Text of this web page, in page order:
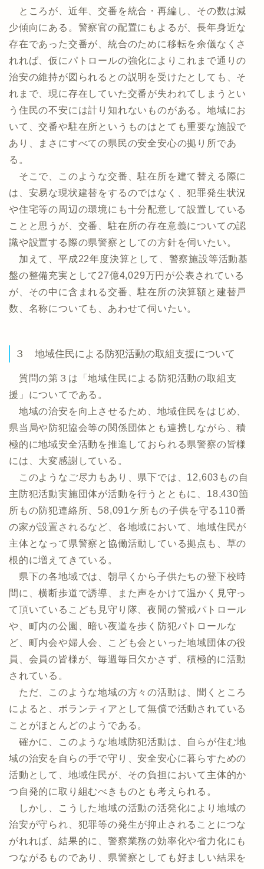
ところが、近年、交番を統合・再編し、その数は減
少傾向にある。警察官の配置にもよるが、長年身近な
存在であった交番が、統合のために移転を余儀なくさ
れれば、仮にパトロールの強化によりこれまで通りの
治安の維持が図られるとの説明を受けたとしても、そ
れまで、現に存在していた交番が失われてしまうとい
う住民の不安には計り知れないものがある。地域にお
いて、交番や駐在所というものはとても重要な施設で
あり、まさにすべての県民の安全安心の拠り所であ
る。
そこで、このような交番、駐在所を建て替える際に
は、安易な現状建替をするのではなく、犯罪発生状況
や住宅等の周辺の環境にも十分配意して設置している
ことと思うが、交番、駐在所の存在意義についての認
識や設置する際の県警察としての方針を伺いたい。
加えて、平成22年度決算として、警察施設等活動基
盤の整備充実として27億4,029万円が公表されている
が、その中に含まれる交番、駐在所の決算額と建替戸
数、名称についても、あわせて伺いたい。
３ 地域住民による防犯活動の取組支援について
質問の第３は「地域住民による防犯活動の取組支
援」についてである。
地域の治安を向上させるため、地域住民をはじめ、
県当局や防犯協会等の関係団体とも連携しながら、積
極的に地域安全活動を推進しておられる県警察の皆様
には、大変感謝している。
このようなご尽力もあり、県下では、12,603もの自
主防犯活動実施団体が活動を行うとともに、18,430箇
所もの防犯連絡所、58,091ケ所もの子供を守る110番
の家が設置されるなど、各地域において、地域住民が
主体となって県警察と協働活動している拠点も、草の
根的に増えてきている。
県下の各地域では、朝早くから子供たちの登下校時
間に、横断歩道で誘導、また声をかけて温かく見守っ
て頂いているこども見守り隊、夜間の警戒パトロール
や、町内の公園、暗い夜道を歩く防犯パトロールな
ど、町内会や婦人会、こども会といった地域団体の役
員、会員の皆様が、毎週毎日欠かさず、積極的に活動
されている。
ただ、このような地域の方々の活動は、聞くところ
によると、ボランティアとして無償で活動されている
ことがほとんどのようである。
確かに、このような地域防犯活動は、自らが住む地
域の治安を自らの手で守り、安全安心に暮らすための
活動として、地域住民が、その負担において主体的か
つ自発的に取り組むべきものとも考えられる。
しかし、こうした地域の活動の活発化により地域の
治安が守られ、犯罪等の発生が抑止されることにつな
がれれば、結果的に、警察業務の効率化や省力化にも
つながるものであり、県警察としても好ましい結果を